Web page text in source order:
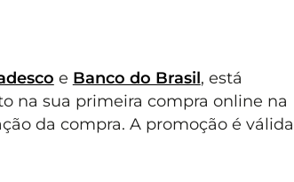
e Banco do Brasil, está
na sua primeira compra online na
da compra. A promoção é